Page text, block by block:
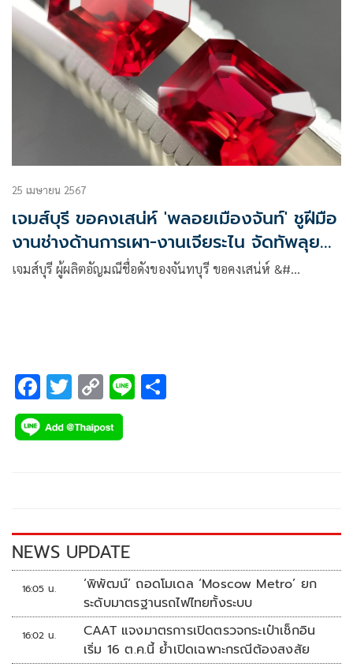
เข้าร่วมการแข่งขันได้แก่ “นอร์ตั้น” ฐิตภัทร ปรีชาญาณ กับ
“พลอย” กุลภัสสร์ วิจิตรวิริยะกุล ทำการชิงชัยในประเภท ชาย
เดี่ยวรุ่นอายุไม่เกิน 15 ปี, หญิงเดี่ยวรุ่นอายุไม่เกิน 15 ปี และ
ประเภทคู่ผสมรุ่นอายุไม่เกิน 15 ปี
25 เมษายน 2567
เจมส์บุรี ขอคงเสน่ห์ 'พลอยเมืองจันท์' ชูฝีมือ
งานช่างด้านการเผา-งานเจียระไน จัดทัพลุย
ธุรกิจเต็มสูบ
เจมส์บุรี ผู้ผลิตอัญมณีชื่อดังของจันทบุรี ขอคงเสน่ห์ &#…
F
ac
e
k
T
wi
tt
C
o
p
k
Li
NEWS UPDATE
16:05 น.
‘พิพัฒน์’ ถอดโมเดล ‘Moscow Metro’ ยก
ระดับมาตรฐานรถไฟไทยทั้งระบบ
16:02 น.
CAAT แจงมาตรการเปิดตรวจกระเป๋าเช็กอิน
เริ่ม 16 ต.ค.นี้ ย้ำเปิดเฉพาะกรณีต้องสงสัย